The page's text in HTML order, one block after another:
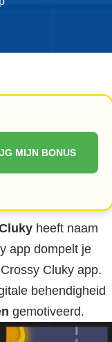
MIJN BONUS
heeft naam
app dompelt je
Cluky app.
behendigheid
gemotiveerd.